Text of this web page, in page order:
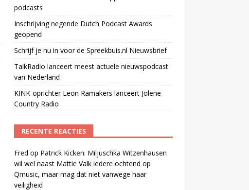
podcasts
Inschrijving negende Dutch Podcast Awards
geopend
Schrijf je nu in voor de Spreekbuis.nl Nieuwsbrief
TalkRadio lanceert meest actuele nieuwspodcast
van Nederland
KINK-oprichter Leon Ramakers lanceert Jolene
Country Radio
RECENTE REACTIES
Fred op Patrick Kicken: Miljuschka Witzenhausen
wil wel naast Mattie Valk iedere ochtend op
Qmusic, maar mag dat niet vanwege haar
veiligheid